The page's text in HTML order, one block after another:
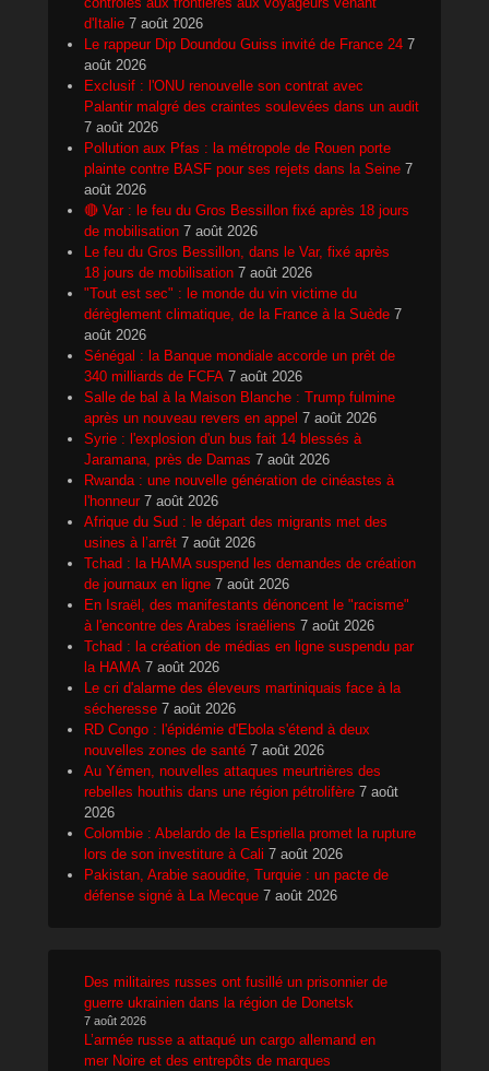
d'Italie 7 août 2026
Le rappeur Dip Doundou Guiss invité de France 24 7
août 2026
Exclusif : l'ONU renouvelle son contrat avec
Palantir malgré des craintes soulevées dans un audit
7 août 2026
Pollution aux Pfas : la métropole de Rouen porte
plainte contre BASF pour ses rejets dans la Seine 7
août 2026
🔴 Var : le feu du Gros Bessillon fixé après 18 jours
de mobilisation 7 août 2026
Le feu du Gros Bessillon, dans le Var, fixé après
18 jours de mobilisation 7 août 2026
"Tout est sec" : le monde du vin victime du
dérèglement climatique, de la France à la Suède 7
août 2026
Sénégal : la Banque mondiale accorde un prêt de
340 milliards de FCFA 7 août 2026
Salle de bal à la Maison Blanche : Trump fulmine
après un nouveau revers en appel 7 août 2026
Syrie : l'explosion d'un bus fait 14 blessés à
Jaramana, près de Damas 7 août 2026
Rwanda : une nouvelle génération de cinéastes à
l'honneur 7 août 2026
Afrique du Sud : le départ des migrants met des
usines à l’arrêt 7 août 2026
Tchad : la HAMA suspend les demandes de création
de journaux en ligne 7 août 2026
En Israël, des manifestants dénoncent le "racisme"
à l'encontre des Arabes israéliens 7 août 2026
Tchad : la création de médias en ligne suspendu par
la HAMA 7 août 2026
Le cri d'alarme des éleveurs martiniquais face à la
sécheresse 7 août 2026
RD Congo : l'épidémie d'Ebola s'étend à deux
nouvelles zones de santé 7 août 2026
Au Yémen, nouvelles attaques meurtrières des
rebelles houthis dans une région pétrolifère 7 août
2026
Colombie : Abelardo de la Espriella promet la rupture
lors de son investiture à Cali 7 août 2026
Pakistan, Arabie saoudite, Turquie : un pacte de
défense signé à La Mecque 7 août 2026
Des militaires russes ont fusillé un prisonnier de
guerre ukrainien dans la région de Donetsk
7 août 2026
L’armée russe a attaqué un cargo allemand en
mer Noire et des entrepôts de marques